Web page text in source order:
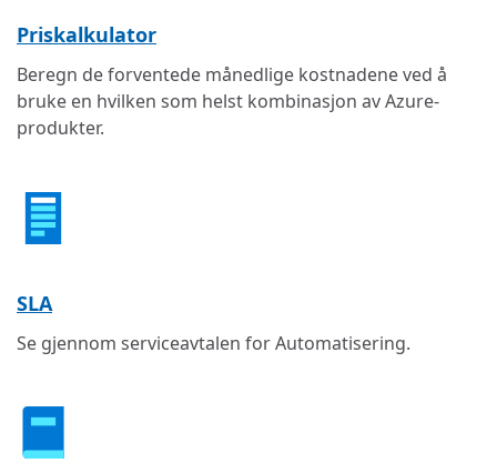
Priskalkulator
Beregn de forventede månedlige kostnadene ved å
bruke en hvilken som helst kombinasjon av Azure-
produkter.
SLA
Se gjennom serviceavtalen for Automatisering.